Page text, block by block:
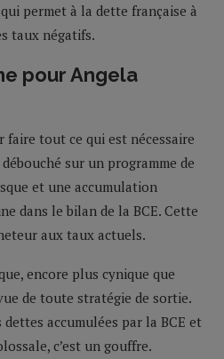
permet à la dette française à
taux négatifs.
pour Angela
faire tout ce qui est nécessaire
sur un programme de
et une accumulation
dans le bilan de la BCE. Cette
aux taux actuels.
encore plus cynique que
de toute stratégie de sortie.
accumulées par la BCE et
c’est un gouffre.